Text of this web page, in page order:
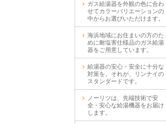
ガス給湯器を外観の色に合わ
せてカラーバリエーションの
中からお選びいただけます。
海浜地域にお住まいの方のた
めに耐塩害仕様品のガス給湯
器をご用意しています。
給湯器の安心・安全に十分な
対策を。それが、リンナイの
スタンダードです。
ノーリツは、先端技術で安
全・安心な給湯機器をお届け
します。